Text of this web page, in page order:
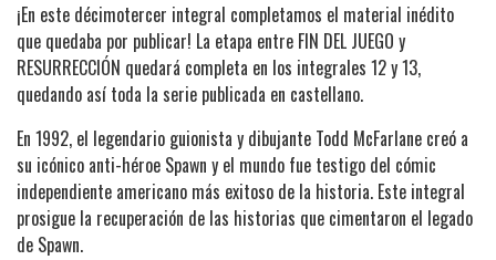
¡En este décimotercer integral completamos el material inédito
que quedaba por publicar! La etapa entre FIN DEL JUEGO y
RESURRECCIÓN quedará completa en los integrales 12 y 13,
quedando así toda la serie publicada en castellano.
En 1992, el legendario guionista y dibujante Todd McFarlane creó a
su icónico anti-héroe Spawn y el mundo fue testigo del cómic
independiente americano más exitoso de la historia. Este integral
prosigue la recuperación de las historias que cimentaron el legado
de Spawn.